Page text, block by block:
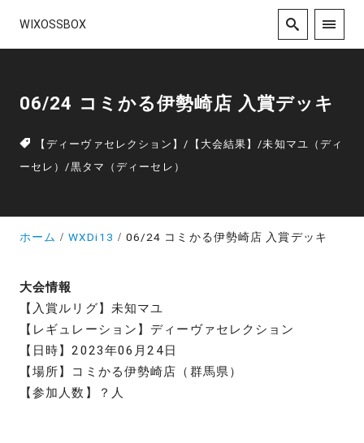
WIXOSSBOX
06/24 コミかる伊勢崎店 入賞デッキ
【ディーヴァセレクション】/ 【大会結果】/未知マユ（ディ
ーセレ）/黒タマ（ディーセレ）
ホーム WXDi13 06/24 コミかる伊勢崎店 入賞デッキ
大会情報
【入賞ルリグ】未知マユ
【レギュレーション】ディーヴァセレクション
【日時】2023年06月24日
【場所】コミかる伊勢崎店（群馬県）
【参加人数】？人